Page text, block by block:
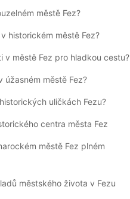
městě Fez?
historickém městě Fez?
v městě Fez pro hladkou cestu?
městě Fez?
uličkách Fezu?
centra města Fez
městě Fez plném
městského života v Fezu